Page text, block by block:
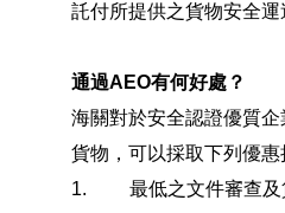
託付所提供之貨物安全運
通過AEO有何好處？
海關對於安全認證優質
貨物，可以採取下列優惠
1.
最低之文件審查及